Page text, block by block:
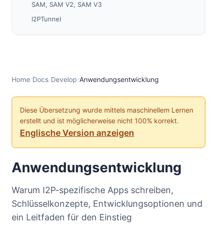
SAM, SAM V2, SAM V3
I2PTunnel
I2CP
Mit der Entwicklung beginnen — Eine einfache
Anleitung
Entwicklung mit der Streaming Library
Home/Docs/Develop/Anwendungsentwicklung
Diese Übersetzung wurde mittels maschinellem Lernen
erstellt und ist möglicherweise nicht 100% korrekt.
Englische Version anzeigen
Anwendungsentwicklung
Warum I2P-spezifische Apps schreiben,
Schlüsselkonzepte, Entwicklungsoptionen und
ein Leitfaden für den Einstieg